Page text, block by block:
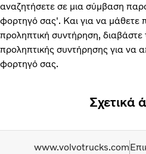
αναζητήσετε σε μια σύμβαση
φορτηγό σας'. Και για να μάθετε
προληπτική συντήρηση,
προληπτικής συντήρησης για να
φορτηγό σας.
Σχετικά
www.volvotrucks.com